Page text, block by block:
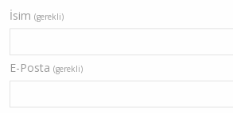
İsim (gerekli)
E-Posta (gerekli)